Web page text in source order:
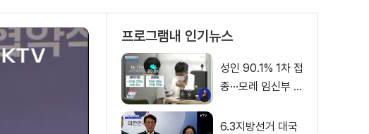
프로그램내 인기뉴스
성인 90.1% 1차 접
종···모레 임신부 사
6.3지방선거 대국